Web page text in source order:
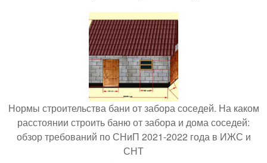
Нормы строительства бани от забора соседей. На каком
расстоянии строить баню от забора и дома соседей:
обзор требований по СНиП 2021-2022 года в ИЖС и
СНТ